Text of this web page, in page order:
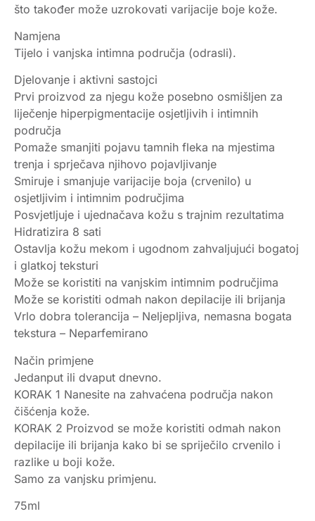
što također može uzrokovati varijacije boje kože.
Namjena
Tijelo i vanjska intimna područja (odrasli).
Djelovanje i aktivni sastojci
Prvi proizvod za njegu kože posebno osmišljen za
liječenje hiperpigmentacije osjetljivih i intimnih
područja
Pomaže smanjiti pojavu tamnih fleka na mjestima
trenja i sprječava njihovo pojavljivanje
Smiruje i smanjuje varijacije boja (crvenilo) u
osjetljivim i intimnim područjima
Posvjetljuje i ujednačava kožu s trajnim rezultatima
Hidratizira 8 sati
Ostavlja kožu mekom i ugodnom zahvaljujući bogatoj
i glatkoj teksturi
Može se koristiti na vanjskim intimnim područjima
Može se koristiti odmah nakon depilacije ili brijanja
Vrlo dobra tolerancija – Neljepljiva, nemasna bogata
tekstura – Neparfemirano
Način primjene
Jedanput ili dvaput dnevno.
KORAK 1 Nanesite na zahvaćena područja nakon
čišćenja kože.
KORAK 2 Proizvod se može koristiti odmah nakon
depilacije ili brijanja kako bi se spriječilo crvenilo i
razlike u boji kože.
Samo za vanjsku primjenu.
75ml